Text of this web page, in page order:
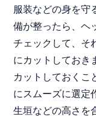
服装などの身を守
備が整ったら、ヘ
チェックして、そ
にカットしておき
カットしておくこ
にスムーズに選定
生垣などの高さを